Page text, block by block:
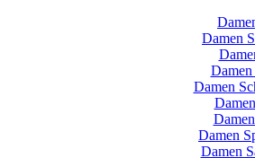
Damen
Damen
Damen
Damen
Damen